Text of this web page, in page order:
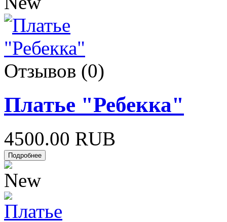
Отзывов (0)
Платье "Ребекка"
4500.00 RUB